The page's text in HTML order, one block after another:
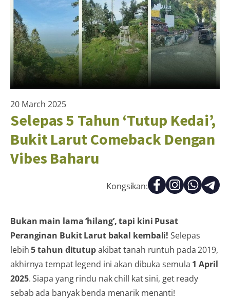
20 March 2025
Selepas 5 Tahun ‘Tutup Kedai’,
Bukit Larut Comeback Dengan
Vibes Baharu
Kongsikan:
Bukan main lama ‘hilang’, tapi kini Pusat
Peranginan Bukit Larut bakal kembali! Selepas
lebih5 tahun ditutupakibat tanah runtuh pada 2019,
akhirnya tempat legend ini akan dibuka semula 1 April
2025. Siapa yang rindu nak chill kat sini, get ready
sebab ada banyak benda menarik menanti!